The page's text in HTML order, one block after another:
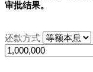
审批结果。
还款方式